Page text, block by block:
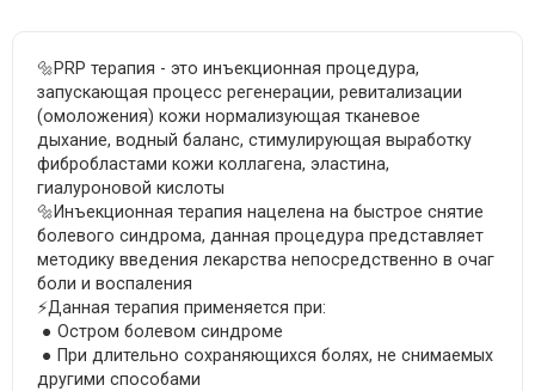
🔩PRP терапия - это инъекционная процедура,
запускающая процесс регенерации, ревитализации
(омоложения) кожи нормализующая тканевое
дыхание, водный баланс, стимулирующая выработку
фибробластами кожи коллагена, эластина,
гиалуроновой кислоты
🔩Инъекционная терапия нацелена на быстрое снятие
болевого синдрома, данная процедура представляет
методику введения лекарства непосредственно в очаг
боли и воспаления
⚡️Данная терапия применяется при:
● Остром болевом синдроме
● При длительно сохраняющихся болях, не снимаемых
другими способами